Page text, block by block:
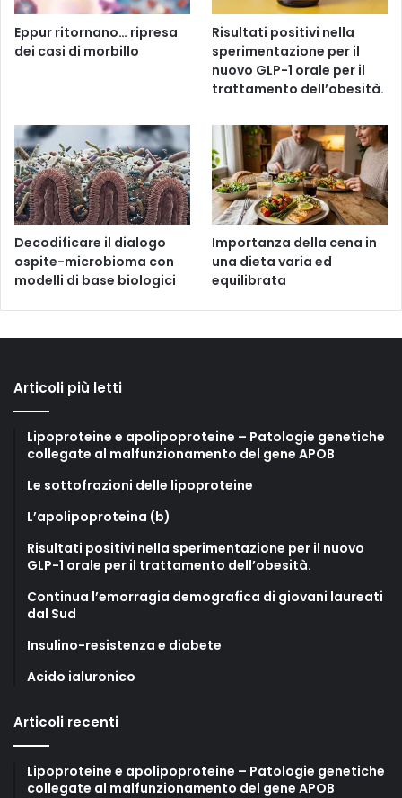
Eppur ritornano… ripresa
dei casi di morbillo
Risultati positivi nella
sperimentazione per il
nuovo GLP-1 orale per il
trattamento dell’obesità.
Decodificare il dialogo
ospite-microbioma con
modelli di base biologici
Importanza della cena in
una dieta varia ed
equilibrata
Articoli più letti
Lipoproteine e apolipoproteine – Patologie genetiche
collegate al malfunzionamento del gene APOB
Le sottofrazioni delle lipoproteine
L’apolipoproteina (b)
Risultati positivi nella sperimentazione per il nuovo
GLP-1 orale per il trattamento dell’obesità.
Continua l’emorragia demografica di giovani laureati
dal Sud
Insulino-resistenza e diabete
Acido ialuronico
Articoli recenti
Lipoproteine e apolipoproteine – Patologie genetiche
collegate al malfunzionamento del gene APOB